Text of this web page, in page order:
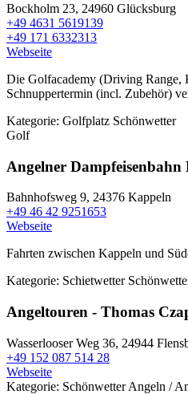
Bockholm 23, 24960 Glücksburg
+49 4631 5619139
+49 171 6332313
Webseite
Die Golfacademy (Driving Range,
Schnuppertermin (incl. Zubehör)
Kategorie: Golfplatz Schönwetter
Golf
Angelner
Bahnhofsweg 9, 24376 Kappeln
+49 46 42 9251653
Webseite
Fahrten zwischen Kappeln und
Kategorie: Schietwetter
Angeltouren - Thomas
Wasserlooser Weg 36, 24944
+49 152 087 514 28
Webseite
Kategorie: SchönwetterAngeln /